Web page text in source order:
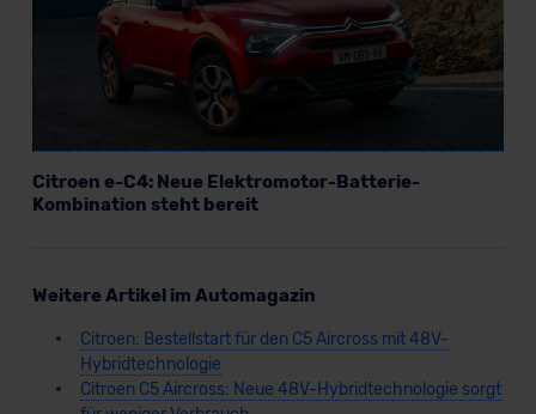
Citroen e-C4: Neue Elektromotor-Batterie-
Kombination steht bereit
Weitere Artikel im Automagazin
Citroen: Bestellstart für den C5 Aircross mit 48V-
Hybridtechnologie
Citroen C5 Aircross: Neue 48V-Hybridtechnologie sorgt